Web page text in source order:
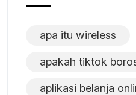
apa itu wireless
apakah tiktok
aplikasi belanja